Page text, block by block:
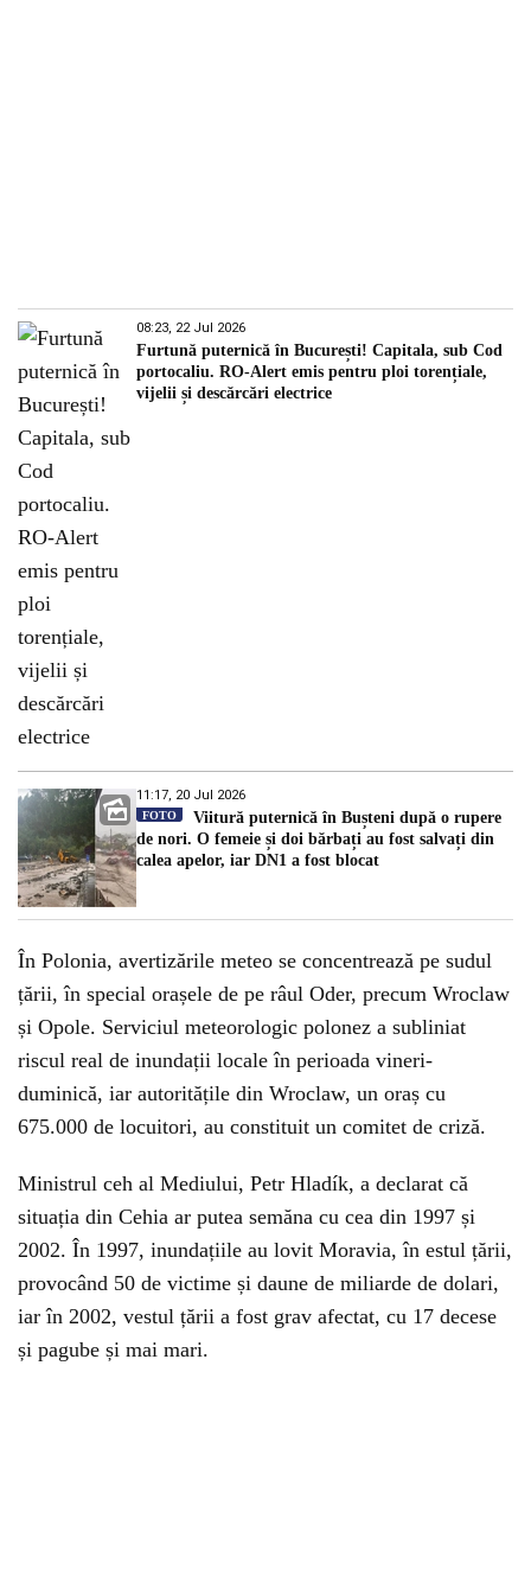
08:23, 22 Jul 2026
Furtună puternică în București! Capitala, sub Cod
portocaliu. RO-Alert emis pentru ploi torențiale,
vijelii și descărcări electrice
11:17, 20 Jul 2026
FOTO
Viitură puternică în Bușteni după o rupere
de nori. O femeie și doi bărbați au fost salvați din
calea apelor, iar DN1 a fost blocat
În Polonia, avertizările meteo se concentrează pe sudul
țării, în special orașele de pe râul Oder, precum Wroclaw
și Opole. Serviciul meteorologic polonez a subliniat
riscul real de inundații locale în perioada vineri-
duminică, iar autoritățile din Wroclaw, un oraș cu
675.000 de locuitori, au constituit un comitet de criză.
Ministrul ceh al Mediului, Petr Hladík, a declarat că
situația din Cehia ar putea semăna cu cea din 1997 și
2002. În 1997, inundațiile au lovit Moravia, în estul țării,
provocând 50 de victime și daune de miliarde de dolari,
iar în 2002, vestul țării a fost grav afectat, cu 17 decese
și pagube și mai mari.